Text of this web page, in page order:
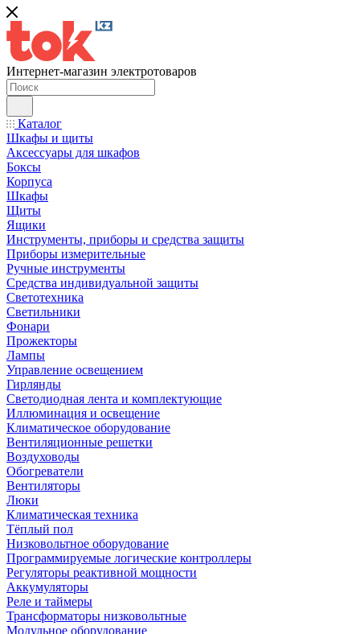
Интернет-магазин электротоваров
Каталог
Шкафы и щиты
Аксессуары для шкафов
Боксы
Корпуса
Шкафы
Щиты
Ящики
Инструменты, приборы и средства защиты
Приборы измерительные
Ручные инструменты
Средства индивидуальной защиты
Светотехника
Светильники
Фонари
Прожекторы
Лампы
Управление освещением
Гирлянды
Светодиодная лента и комплектующие
Иллюминация и освещение
Климатическое оборудование
Вентиляционные решетки
Воздуховоды
Обогреватели
Вентиляторы
Люки
Климатическая техника
Тёплый пол
Низковольтное оборудование
Программируемые логические контроллеры
Регуляторы реактивной мощности
Аккумуляторы
Реле и таймеры
Трансформаторы низковольтные
Модульное оборудование